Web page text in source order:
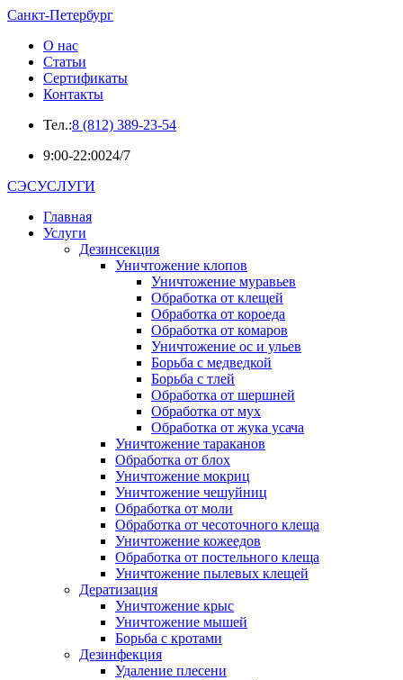
Санкт-Петербург
О нас
Статьи
Сертификаты
Контакты
Тел.:8 (812) 389-23-54
9:00-22:0024/7
СЭСУСЛУГИ
Главная
Услуги
Дезинсекция
Уничтожение клопов
Уничтожение муравьев
Обработка от клещей
Обработка от короеда
Обработка от комаров
Уничтожение ос и ульев
Борьба с медведкой
Борьба с тлей
Обработка от шершней
Обработка от мух
Обработка от жука усача
Уничтожение тараканов
Обработка от блох
Уничтожение мокриц
Уничтожение чешуйниц
Обработка от моли
Обработка от чесоточного клеща
Уничтожение кожеедов
Обработка от постельного клеща
Уничтожение пылевых клещей
Дератизация
Уничтожение крыс
Уничтожение мышей
Борьба с кротами
Дезинфекция
Удаление плесени